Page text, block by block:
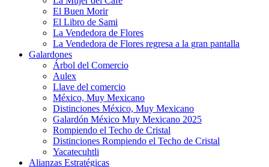
El Buen Morir
El Libro de Sami
La Vendedora de Flores
La Vendedora de Flores regresa a la gran pantalla
Galardones
Árbol del Comercio
Aulex
Llave del comercio
México, Muy Mexicano
Distinciones México, Muy Mexicano
Galardón México Muy Mexicano 2025
Rompiendo el Techo de Cristal
Distinciones Rompiendo el Techo de Cristal
Yacatecuhtli
Alianzas Estratégicas